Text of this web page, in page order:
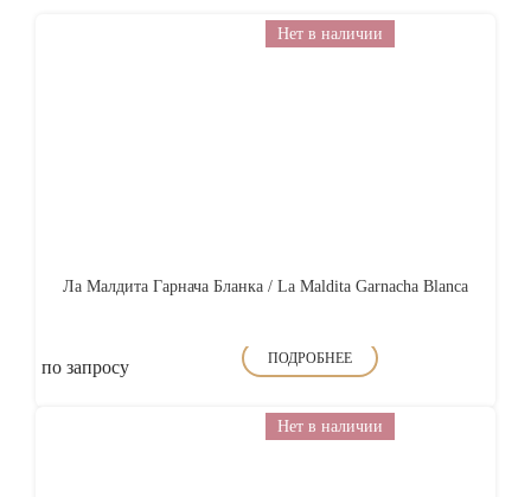
Нет в наличии
Ла Малдита Гарнача Бланка / La Maldita Garnacha Blanca
по запросу ПОДРОБНЕЕ
Нет в наличии